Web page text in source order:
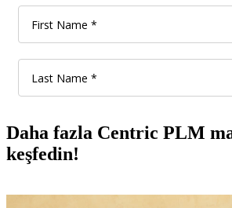
Daha fazla Centric PLM
keşfedin!